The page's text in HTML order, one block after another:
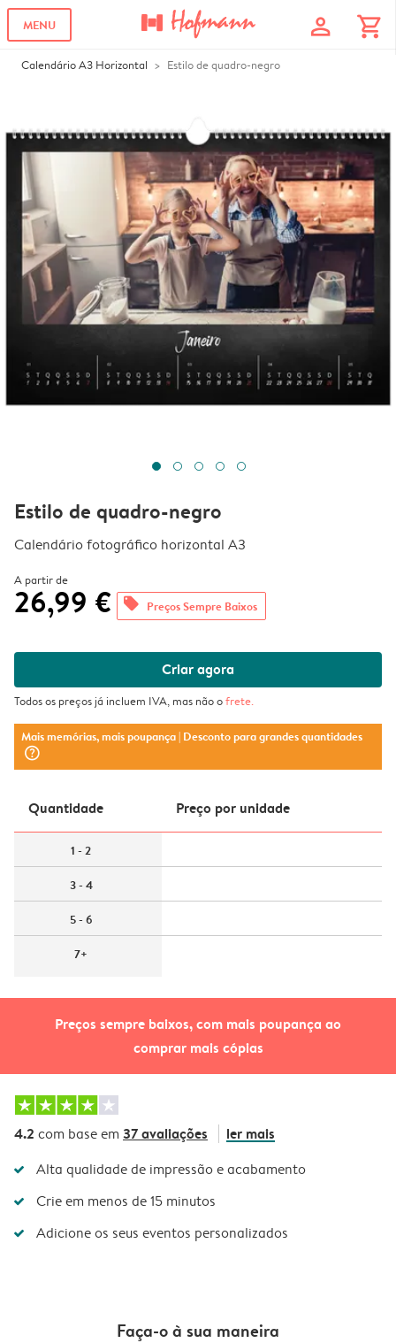
MENU profile shopping_cart
Calendário A3 Horizontal Estilo de quadro-negro
Preços sempre baixos, com mais poupança ao
comprar mais cópias
Estilo de quadro-negro
Calendário fotográfico horizontal A3
A partir de
26,99 € offers Preços Sempre Baixos
Criar agora
Todos os preços já incluem IVA, mas não ofrete.
Mais memórias, mais poupança| Desconto para grandes quantidades
question_mark_circle
Quantidade Preço por unidade
1 - 2
3 - 4
5 - 6
7+
4.2 com base em 37 avaliações ler mais
Alta qualidade de impressão e acabamento
Crie em menos de 15 minutos
Adicione os seus eventos personalizados
Faça-o à sua maneira